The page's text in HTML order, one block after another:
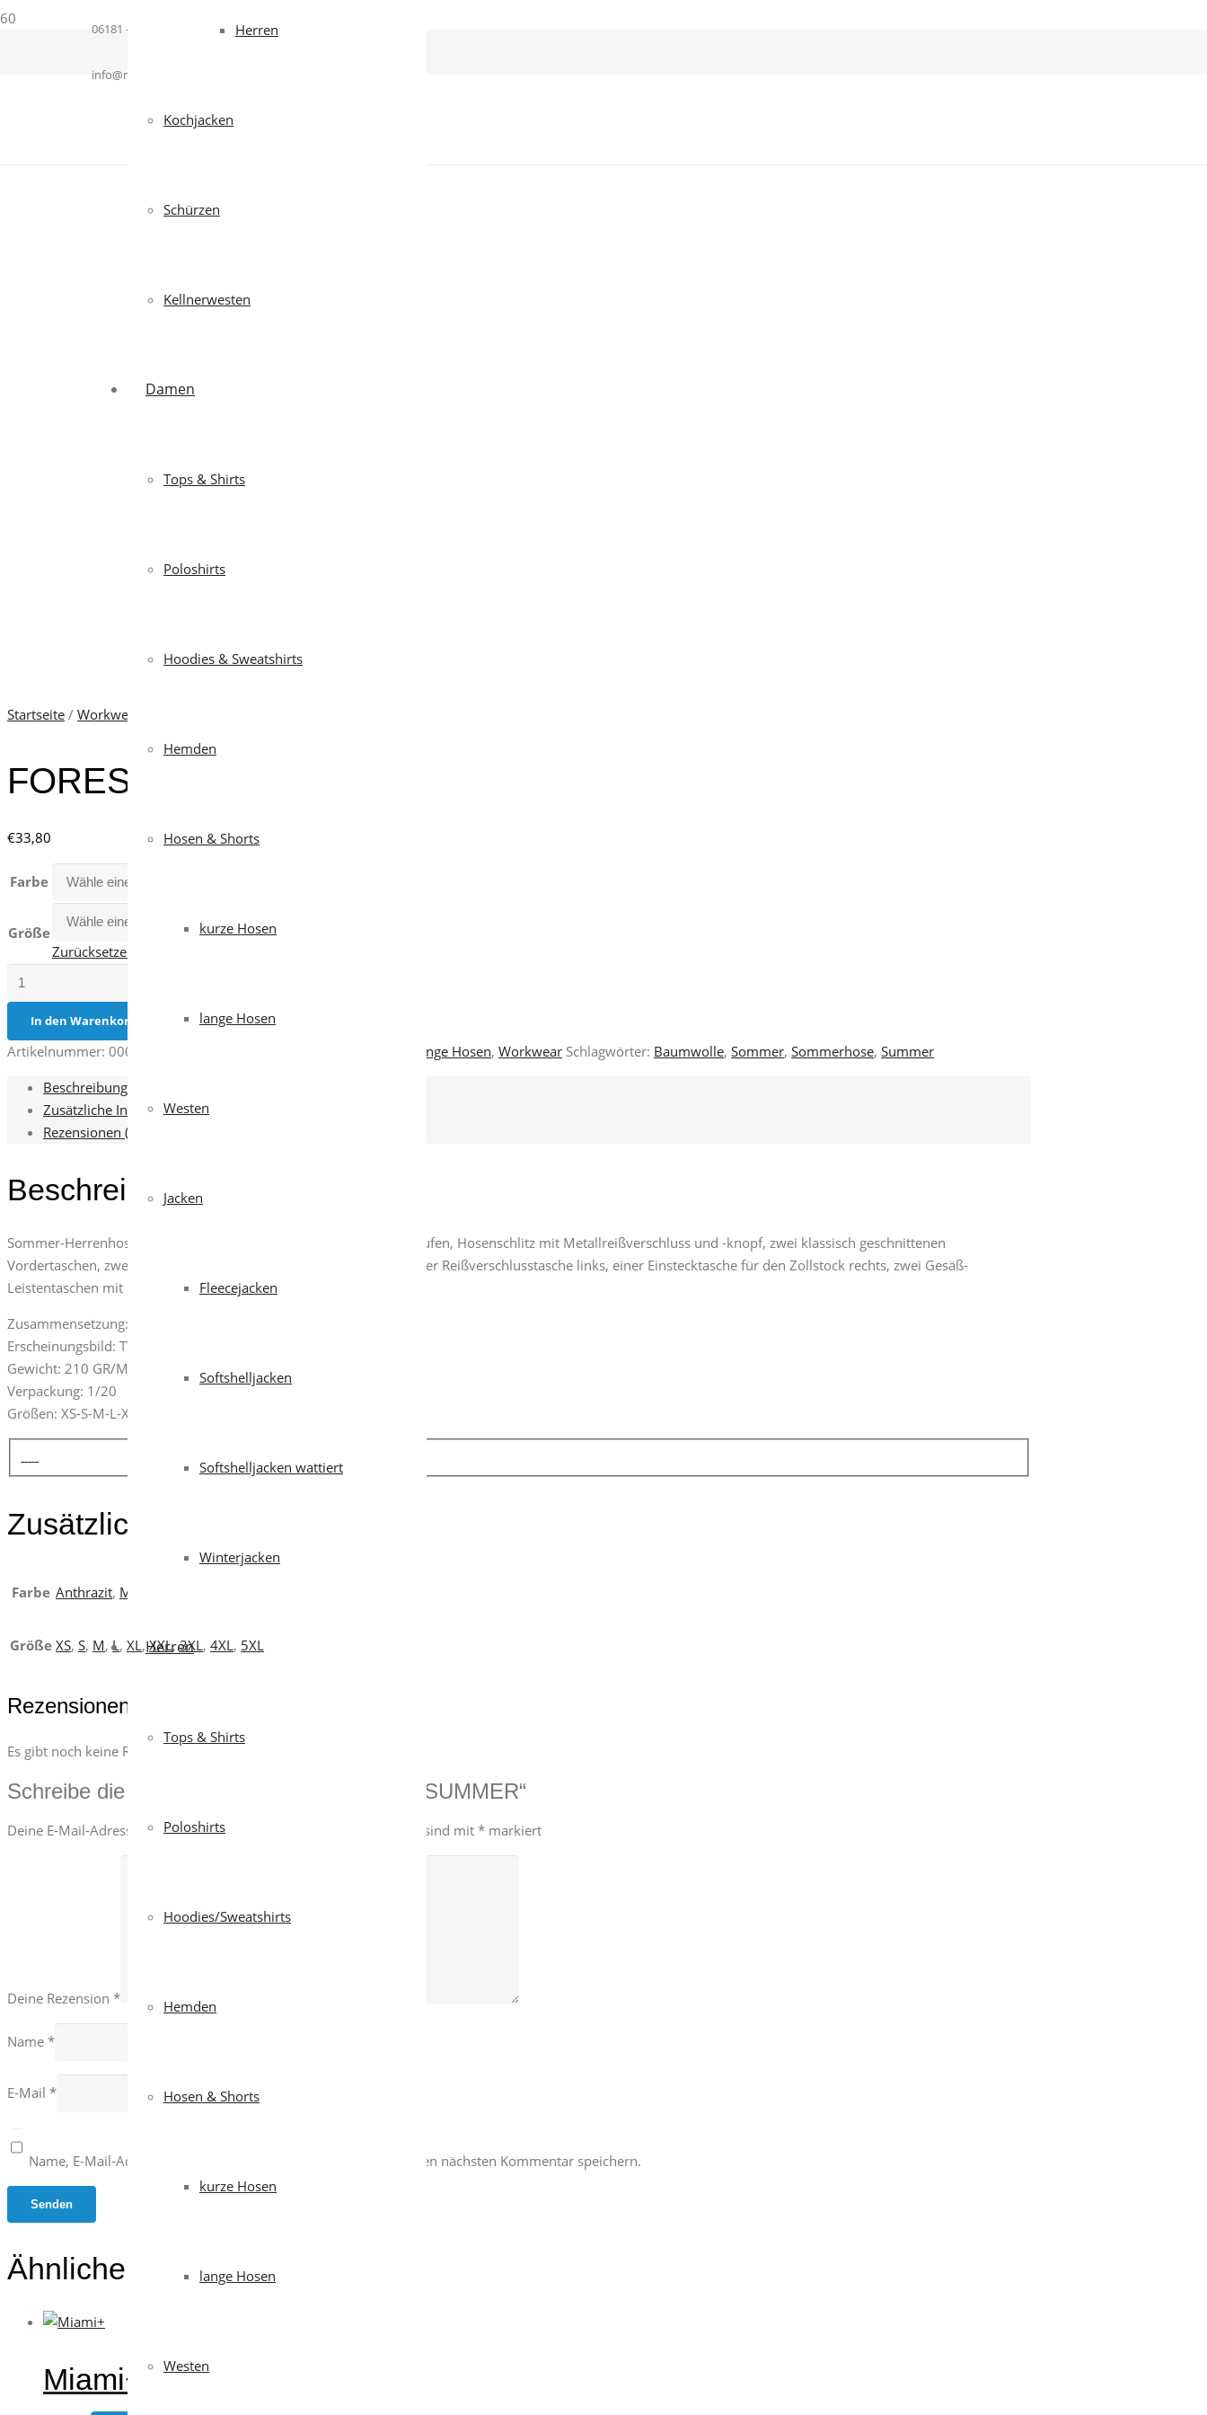
06181 – 364937
info@mcworkwear.com
Herren
Kochjacken
Schürzen
Kellnerwesten
Damen
Tops & Shirts
Poloshirts
Hoodies & Sweatshirts
Hemden
Hosen & Shorts
kurze Hosen
lange Hosen
Westen
Jacken
Fleecejacken
Softshelljacken
Softshelljacken wattiert
Winterjacken
Herren
Tops & Shirts
Poloshirts
Hoodies/Sweatshirts
Hemden
Hosen & Shorts
kurze Hosen
lange Hosen
Westen
Startseite / Workwear
FOREST SUMMER
€33,80
Farbe
Größe
Zurücksetzen
FOREST
MengeIn den Warenkorb
Artikelnummer: 000169-0067 lange Hosen, Workwear Schlagwörter: Baumwolle, Sommer, Sommerhose, Summer
Beschreibung
Zusätzliche Informationen
Rezensionen (0)
Beschreibung
Sommer-Herrenhose mit seitlich dehnbarem Bund und Gürtelschlaufen, Hosenschlitz mit Metallreißverschluss und -knopf, zwei klassisch geschnittenen
Vordertaschen, zwei Seitentaschen mit Patte und Druckknöpfen, einer Reißverschlusstasche links, einer Einstecktasche für den Zollstock rechts, zwei Gesäß-
Leistentaschen mit Knopf und Knopfloch.
Zusammensetzung: 100% BAUMWOLLE
Erscheinungsbild: TWILL BAUMWOLLE RIPSTOP
Gewicht: 210 GR/M²
Verpackung: 1/20
Größen: XS-S-M-L-XL-XXL-3XL-4XL-5XL
Zusätzliche Informationen
Farbe Anthrazit, Marineblau
Größe XS, S, M,L, XL,XXL,3XL, 4XL, 5XL
Rezensionen
Es gibt noch keine Rezensionen.
Schreibe die erste Rezension für „FOREST SUMMER“
Deine E-Mail-Adresse wird nicht veröffentlicht. Erforderliche Felder sind mit * markiert
Deine Rezension *
Name *
E-Mail *
Name, E-Mail-Adresse und Website in diesem Browser für meinen nächsten Kommentar speichern.
Ähnliche Produkte
Miami+